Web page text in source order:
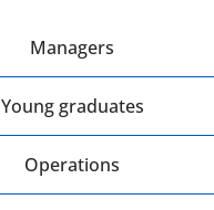
Managers
Young graduates
Operations